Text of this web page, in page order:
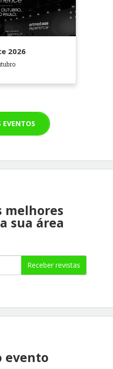
2026
EVENTOS
melhores
sua área
Receber revistas
evento